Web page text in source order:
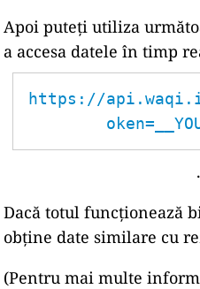
Apoi puteți utiliza
a accesa datele în timp
https://
.
Dacă totul funcționează
obține date similare cu
(Pentru mai multe